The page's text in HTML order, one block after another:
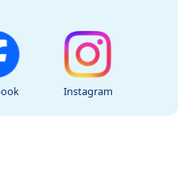
Instagram